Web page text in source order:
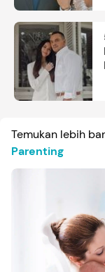
Temukan lebih
Parenting